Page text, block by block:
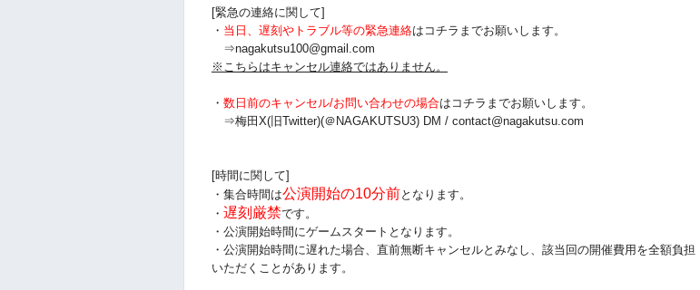
[緊急の連絡に関して]
・ 当日、遅刻やトラブル等の緊急連絡はコチラまでお願いします。
⇒nagakutsu100@gmail.com
※こちらはキャンセル連絡ではありません。
・ 数日前のキャンセル/お問い合わせの場合は コチラまでお願いします。
⇒梅田X(旧Twitter)(＠NAGAKUTSU3) DM / contact@nagakutsu.com
[時間に関して]
・集合時間は公演開始の10分前となります。
・ 遅刻厳禁です。
・公演開始時間にゲームスタートとなります。
・公演開始時間に遅れた場合、直前無断キャンセルとみなし、該当回の開催費用を全額負担
いただくことがあります。